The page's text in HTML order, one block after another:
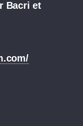
Bacri et